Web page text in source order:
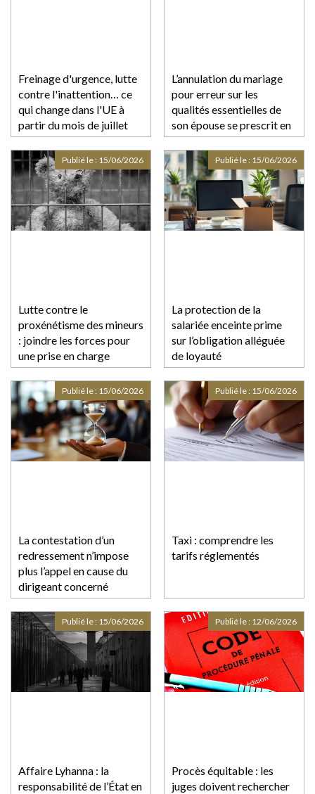
Freinage d'urgence, lutte
contre l'inattention… ce
qui change dans l'UE à
partir du mois de juillet
pour renforcer la sécurité
au volant
L’annulation du mariage
pour erreur sur les
qualités essentielles de
son épouse se prescrit en
cinq ans à compter de la
célébration du mariage
Lutte contre le
proxénétisme des mineurs
: joindre les forces pour
une prise en charge
globale
Publié le : 15/06/2026
La protection de la
salariée enceinte prime
sur l’obligation alléguée
de loyauté
Publié le : 15/06/2026
La contestation d’un
redressement n’impose
plus l’appel en cause du
dirigeant concerné
Publié le : 15/06/2026
Taxi : comprendre les
tarifs réglementés
Publié le : 15/06/2026
Affaire Lyhanna : la
responsabilité de l’État en
Publié le : 15/06/2026
Procès équitable : les
juges doivent rechercher
Publié le : 12/06/2026